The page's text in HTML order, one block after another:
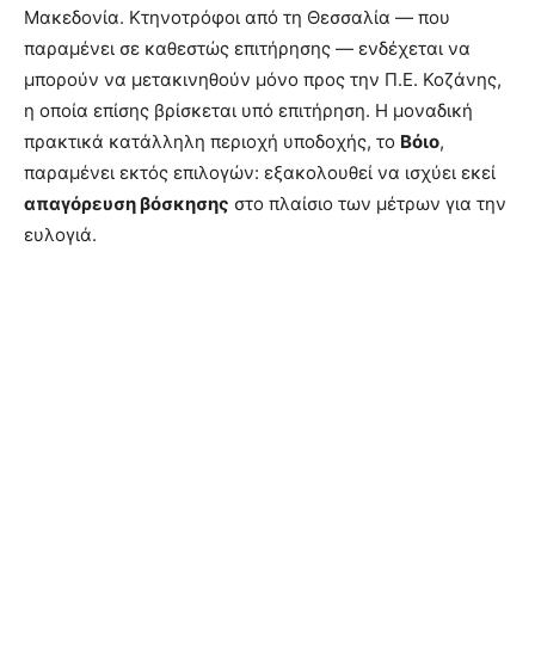
Μακεδονία. Κτηνοτρόφοι από τη Θεσσαλία — που
παραμένει σε καθεστώς επιτήρησης — ενδέχεται να
μπορούν να μετακινηθούν μόνο προς την Π.Ε. Κοζάνης,
η οποία επίσης βρίσκεται υπό επιτήρηση. Η μοναδική
πρακτικά κατάλληλη περιοχή υποδοχής, το Βόιο,
παραμένει εκτός επιλογών: εξακολουθεί να ισχύει εκεί
απαγόρευση βόσκησης στο πλαίσιο των μέτρων για την
ευλογιά.